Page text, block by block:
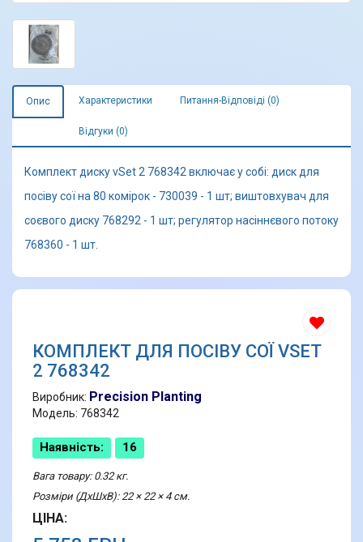
Опис Характеристики Питання-Відповіді (0)
Відгуки (0)
Комплект диску vSet 2 768342 включає у собі: диск для
посіву сої на 80 комірок - 730039 - 1 шт; виштовхувач для
соєвого диску 768292 - 1 шт; регулятор насіннєвого потоку
768360 - 1 шт.
КОМПЛЕКТ ДЛЯ ПОСІВУ СОЇ VSET
2 768342
Виробник: Precision Planting
Модель: 768342
Наявність: 16
Вага товару: 0.32 кг.
Розміри (ДхШхВ): 22 × 22 × 4 см.
ЦІНА: